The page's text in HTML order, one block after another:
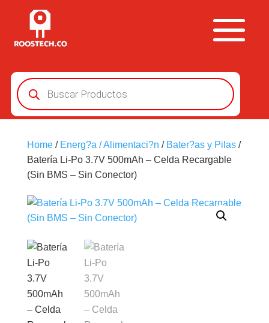
Búsqueda
de
productos
Home/ Energ?a / Alimentaci?n / Bater?as y Pilas/
Batería Li-Po 3.7V 500mAh – Celda Recargable
(Sin BMS – Sin Conector)